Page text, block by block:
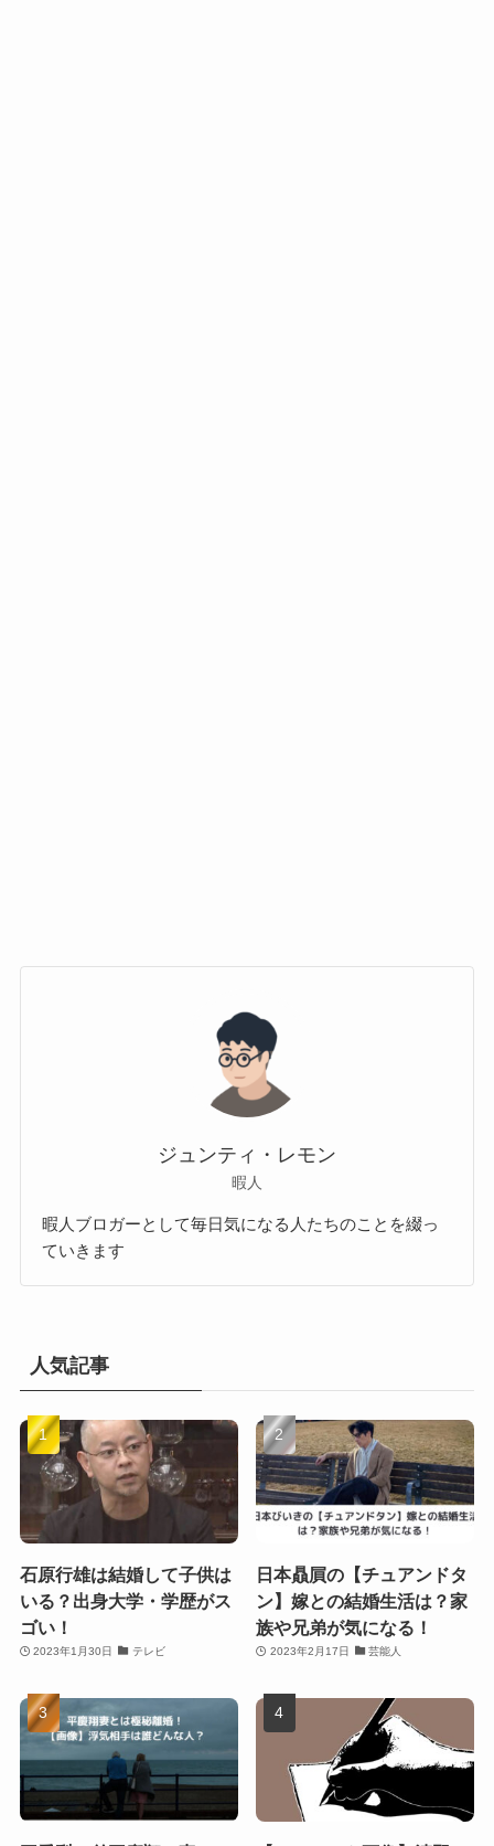
ジュンティ・レモン
暇人
暇人ブロガーとして毎日気になる人たちのことを綴っ
ていきます
人気記事
石原行雄は結婚して子供は
いる？出身大学・学歴がス
ゴい！
2023年1月30日 テレビ
日本贔屓の【チュアンドタ
ン】嫁との結婚生活は？家
族や兄弟が気になる！
2023年2月17日 芸能人